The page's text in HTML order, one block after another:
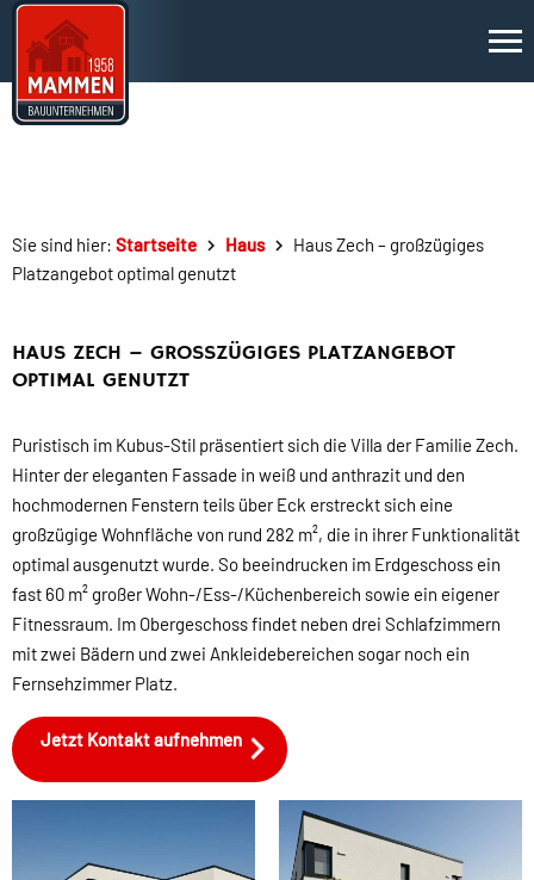
Sie sind hier: Startseite Haus
Haus Zech – großzügiges
Platzangebot optimal genutzt
HAUS ZECH – GROSSZÜGIGES PLATZANGEBOT O
PTIMAL GENUTZT
Puristisch im Kubus-Stil präsentiert sich die Villa der Familie Zech.
Hinter der eleganten Fassade in weiß und anthrazit und den
hochmodernen Fenstern teils über Eck erstreckt sich eine
großzügige Wohnfläche von rund 282 m², die in ihrer Funktionalität
optimal ausgenutzt wurde. So beeindrucken im Erdgeschoss ein
fast 60 m² großer Wohn-/Ess-/Küchenbereich sowie ein eigener
Fitnessraum. Im Obergeschoss findet neben drei Schlafzimmern
mit zwei Bädern und zwei Ankleidebereichen sogar noch ein
Fernsehzimmer Platz.
Jetzt Kontakt aufnehmen